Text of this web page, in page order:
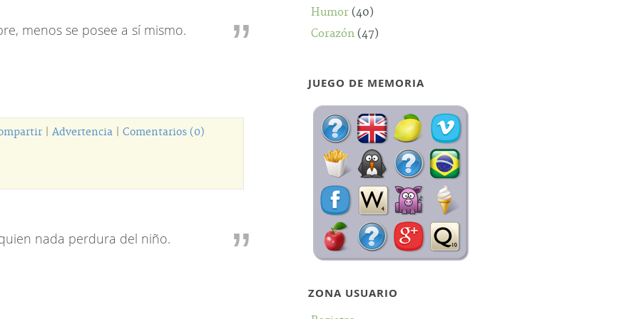
menos se posee a sí mismo.
Advertencia Comentarios (0)
nada perdura del niño.
Humor (40)
Corazón (47)
JUEGO DE MEMORIA
ZONA USUARIO